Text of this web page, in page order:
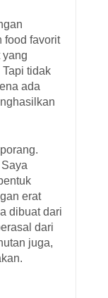
food favorit
yang
tidak
ada
erat
dibuat dari
dari
juga,